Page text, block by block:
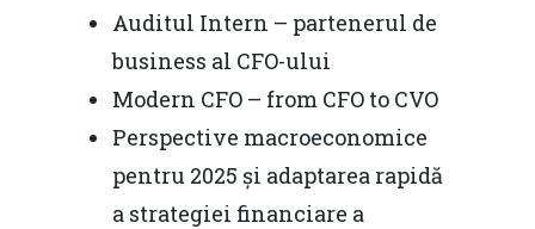
Auditul Intern – partenerul de
business al CFO-ului
Modern CFO – from CFO to CVO
Perspective macroeconomice
pentru 2025 și adaptarea rapidă
a strategiei financiare a